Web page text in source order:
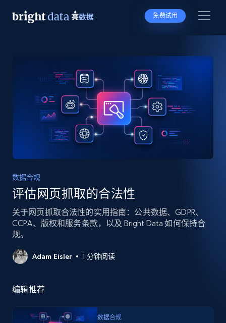
免费试用
数据合规
评估网页抓取的合法性
关于网页抓取合法性的实用指南：公共数据、GDPR、
CCPA、版权和服务条款，以及 Bright Data 如何保持合
规。
Adam Eisler 1 分钟阅读
编辑推荐
数据合规